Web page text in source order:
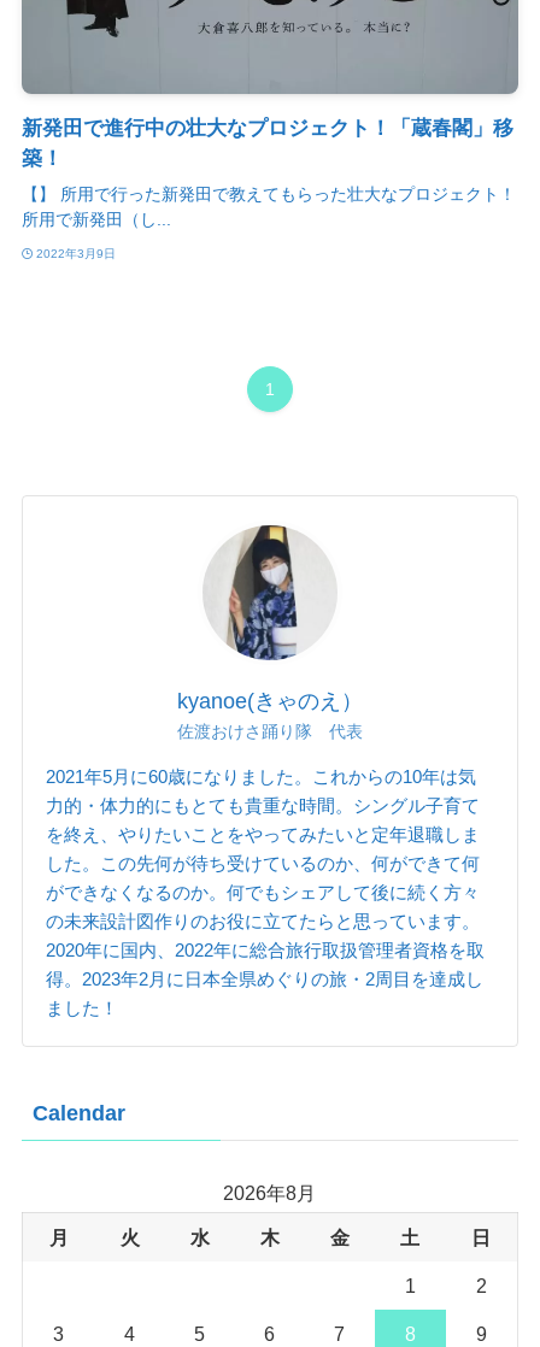
新発田で進行中の壮大なプロジェクト！「蔵春閣」移
築！
【】 所用で行った新発田で教えてもらった壮大なプロジェクト！
所用で新発田（し...
2022年3月9日
1
kyanoe(きゃのえ）
佐渡おけさ踊り隊 代表
2021年5月に60歳になりました。これからの10年は気
力的・体力的にもとても貴重な時間。シングル子育て
を終え、やりたいことをやってみたいと定年退職しま
した。この先何が待ち受けているのか、何ができて何
ができなくなるのか。何でもシェアして後に続く方々
の未来設計図作りのお役に立てたらと思っています。
2020年に国内、2022年に総合旅行取扱管理者資格を取
得。2023年2月に日本全県めぐりの旅・2周目を達成し
ました！
Calendar
2026年8月
月 火 水 木 金 土 日
1 2
3 4 5 6 7 8 9